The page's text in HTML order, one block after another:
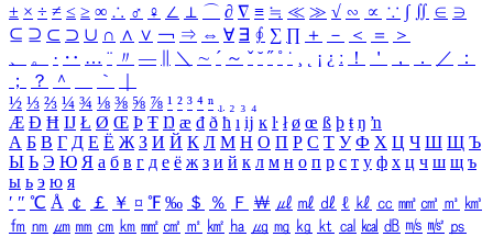
± × ÷ ≠ ≤ ≥ ∞ ∴ ♂ ♀ ∠ ⊥ ⌒ ∂ ∇ ≡ ≒ ≪ ≫ √ ∽ ∝ ∵ ∫ ∬ ∈ ∋
⊆ ⊇ ⊂ ⊃ ∪ ∩ ∧ ∨ ￢ ⇒ ⇔ ∀ ∃ ∮ ∑ ∏ ＋ － ＜ ＝
＞
、
。 · ‥ … ¨ 〃 ― ＼ ∼ ´ ～ ˇ ˘ ˝ ˚ ˙ ¸ ¡ ¿ ː ！ ＇ ， ． ／
：
；
？ ＾ ｀
½ ⅓ ⅔ ¼ ¾ ⅛ ⅜ ⅝ ⅞ ¹ ² ³ ⁴ ⁿ ₁ ₂ ₃ ₄
Æ Ð Ħ Ĳ Ł Ø Œ Þ Ŧ Ŋ æ đ ð ħ ı ĳ ĸ ŀ ł ø œ ß þ ŧ ŋ ŉ
А Б В Г Д Е Ё Ж З И Й К Л М Н О П Р С Т У Ф Х Ц Ч Ш Щ Ъ
Ы Ь Э Ю Я а б в г д е ё ж з и й к л м н о п р с т у ф х ц ч ш щ ъ
ы ь э ю я
′ ″ ℃ Å ￠ ￡ ￥ ¤ ℉ ‰ ＄ ％ Ｆ ￦ ㎕ ㎖ ㎗ ℓ ㎘ ㏄ ㎣ ㎤ ㎥ ㎦
㎙ ㎚ ㎛ ㎜ ㎝ ㎞ ㎟ ㎠ ㎡ ㎢ ㏊ ㎍ ㎎ ㎏ ㏏ ㎈ ㎉ ㏈ ㎧ ㎨ ㎰